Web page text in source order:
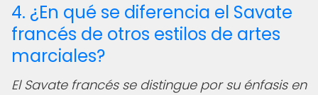
4. ¿En qué se diferencia el Savate
francés de otros estilos de artes
marciales?
El Savate francés se distingue por su énfasis en